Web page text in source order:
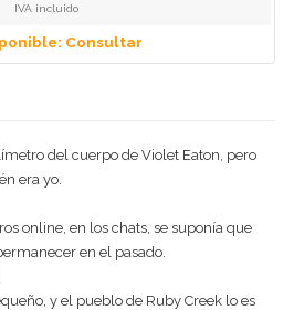
IVA incluido
Consultar
del cuerpo de Violet Eaton, pero
era yo.
online, en los chats, se suponía que
en el pasado.
y el pueblo de Ruby Creek lo es